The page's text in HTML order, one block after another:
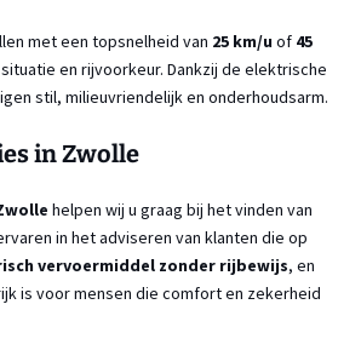
met een topsnelheid van 25 km/u of 45
en rijvoorkeur. Dankzij de elektrische
stil, milieuvriendelijk en onderhoudsarm.
in Zwolle
helpen wij u graag bij het vinden van
in het adviseren van klanten die op
vervoermiddel zonder rijbewijs, en
is voor mensen die comfort en zekerheid